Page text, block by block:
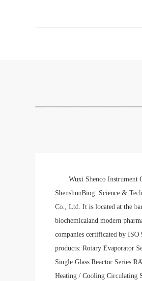
Wuxi Shenco Instrument
ShenshunBiog. Science &
Co., Ltd. It is located at the
biochemicaland modern
companies certificated by
products: Rotary Evaporator
Single Glass Reactor Series
Heating / Cooling Circulating